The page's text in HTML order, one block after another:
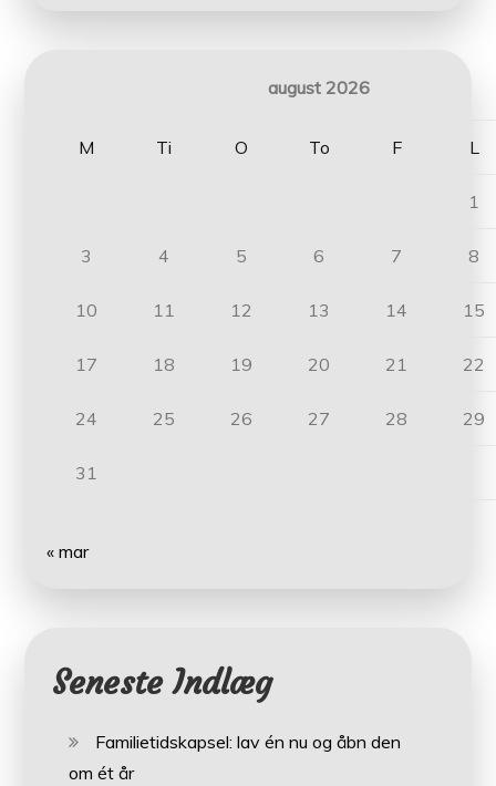
august 2026
M Ti O To F L
1
3 4 5 6 7 8
10 11 12 13 14 15
17 18 19 20 21 22
24 25 26 27 28 29
31
« mar
Seneste Indlæg
Familietidskapsel: lav én nu og åbn den
om ét år